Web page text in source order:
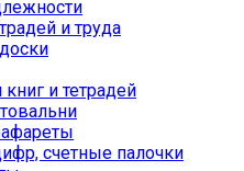
и труда
и тетрадей
счетные палочки